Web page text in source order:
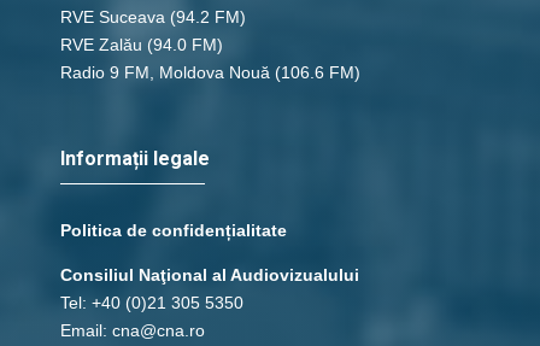
RVE Suceava (94.2 FM)
RVE Zalău (94.0 FM)
Radio 9 FM, Moldova Nouă (106.6 FM)
Informații legale
Politica de confidențialitate
Consiliul Naţional al Audiovizualului
Tel: +40 (0)21 305 5350
Email: cna@cna.ro